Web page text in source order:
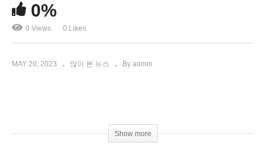
0%
0 Views 0 Likes
MAY 20, 2023 많이 본 뉴스 By admin
Show more